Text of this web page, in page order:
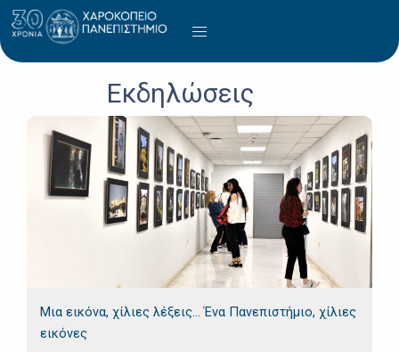
Skip
content
Menu
Εκδηλώσεις
Μια εικόνα, χίλιες λέξεις… Ένα Πανεπιστήμιο, χίλιες
εικόνες​